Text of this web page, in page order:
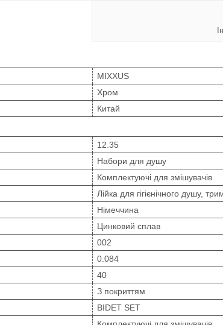
MIXXUS
Хром
Китай
12.35
Набори для душу
Комплектуючі для змішувачів
Лійка для гігієнічного душу,
Німеччина
Цинковий сплав
002
0.084
40
З покриттям
BIDET SET